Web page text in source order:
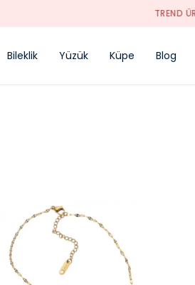
TREND ÜRÜNLER
Bileklik Yüzük Küpe Blog